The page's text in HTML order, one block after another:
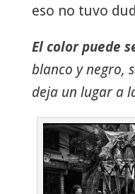
eso no tuvo
El color puede
blanco y negro,
deja un lugar a